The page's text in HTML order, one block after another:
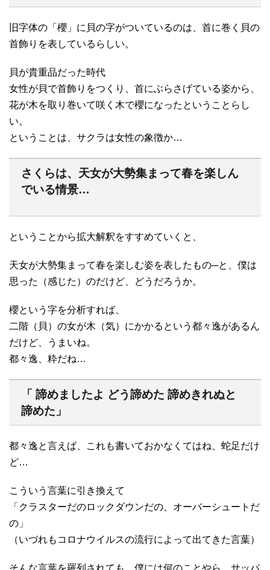
旧字体の「櫻」に貝の字がついているのは、首に巻く貝の
首飾りを表しているらしい。
貝が貴重品だった時代
女性が貝で首飾りをつくり、首にぶらさげている姿から、
花が木を取り巻いて咲く木で櫻になったということらし
い。
ということは、サクラは女性の象徴か…
さくらは、天女が大勢集まって春を楽しん
でいる情景…
ということから拡大解釈をすすめていくと、
天女が大勢集まって春を楽しむ姿を表したもの─と、僕は
思った（感じた）のだけど、どうだろうか。
櫻という字を分析すれば、
二階（貝）の女が木（気）にかかるという都々逸があるん
だけど、うまいね。
都々逸、粋だね…
「 諦めましたよ どう諦めた 諦めきれぬと
諦めた」
都々逸と言えば、これも書いておかなくてはね、蛇足だけ
ど…
こういう言葉に引き換えて
「クラスターだのロックダウンだの、オーバーシュートだ
の」
（いづれもコロナウイルスの流行によって出てきた言葉）